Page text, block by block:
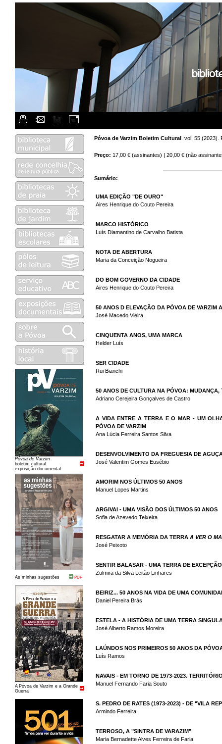
Póvoa de Varzim
boletim cultural
exposição documental
As minhas sugestões PDF
A Póvoa de Varzim e a Grande
Guerra
Póvoa de Varzim Boletim Cultural . vol. 55
Preço: 17,00 € (assinantes) | 20,00 € (não
Sumário:
UMA EDIÇÃO "DE OURO"
Aires Henrique do Couto Pereira
MARCO HISTÓRICO
Luís Diamantino de Carvalho Batista
NOTA DE ABERTURA
Maria da Conceição Nogueira
DO BOM GOVERNO DA CIDADE
Aires Henrique do Couto Pereira
50 ANOS D ELEVAÇÃO DA PÓVOA DE VARZIM
José Macedo Vieira
CINQUENTA ANOS, UMA MARCA
Helder Luís
SER CIDADE
Rui Bianchi
50 ANOS DE CULTURA NA PÓVOA:
Adriano Cerejeira Gonçalves de Castro
A VIDA ENTRE A TERRA E O MAR - UM
PÓVOA DE VARZIM
Ana Lúcia Ferreira Santos Silva
DESENVOLVIMENTO DA FREGUESIA DE
José Valentim Gomes Eusébio
AMORIM NOS ÚLTIMOS 50 ANOS
Manuel Lopes Martins
ARGIVAI - UMA VISÃO DOS ÚLTIMOS 50 ANOS
Sofia de Azevedo Teixeira
RESGATAR A MEMÓRIA DA TERRA A VER O
José Peixoto
SENTIR BALASAR - UMA TERRA DE EXCEPÇÃO
Zulmira da Silva Leitão Linhares
BEIRIZ... 50 ANOS NA VIDA DE UMA
Daniel Pereira Brás
ESTELA - A HISTÓRIA DE UMA TERRA
José Alberto Ramos Moreira
LAÚNDOS NOS PRIMEIROS 50 ANOS DA
Luís Ramos
NAVAIS - EM TORNO DE 1973-2023.
Manuel Fernando Faria Souto
S. PEDRO DE RATES (1973-2023) - DE "VILA
Armindo Ferreira
TERROSO, A "SINTRA DE VARAZIM"
Maria Bernadette Alves Ferreira de Faria